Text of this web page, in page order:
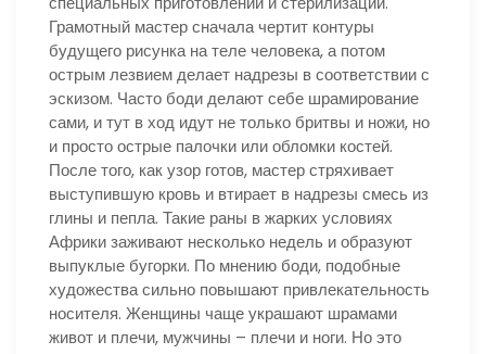
Грамотный мастер сначала чертит контуры
будущего рисунка на теле человека, а потом
острым лезвием делает надрезы в соответствии с
эскизом. Часто боди делают себе шрамирование
сами, и тут в ход идут не только бритвы и ножи, но
и просто острые палочки или обломки костей.
После того, как узор готов, мастер стряхивает
выступившую кровь и втирает в надрезы смесь из
глины и пепла. Такие раны в жарких условиях
Африки заживают несколько недель и образуют
выпуклые бугорки. По мнению боди, подобные
художества сильно повышают привлекательность
носителя. Женщины чаще украшают шрамами
живот и плечи, мужчины – плечи и ноги. Но это